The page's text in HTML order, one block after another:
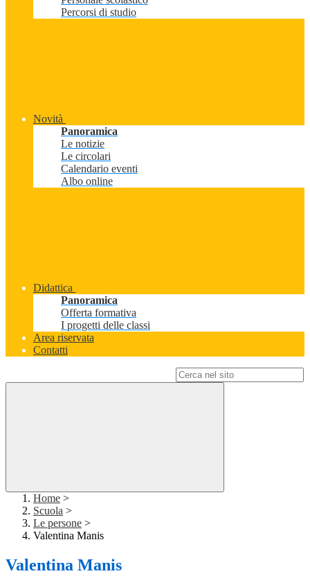
Percorsi di studio
Novità
Panoramica
Le notizie
Le circolari
Calendario eventi
Albo online
Didattica
Panoramica
Offerta formativa
I progetti delle classi
Area riservata
Contatti
Home >
Scuola >
Le persone >
Valentina Manis
Valentina Manis